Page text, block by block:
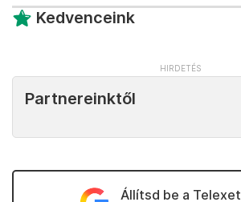
Kedvenceink
Partnereinktől
Állítsd be a Telexet